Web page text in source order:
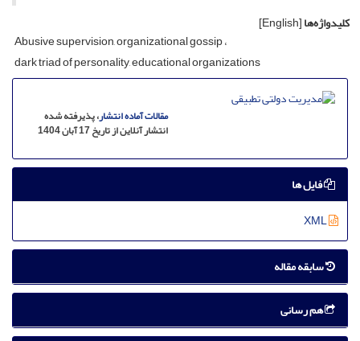
کلیدواژه‌ها[English]
Abusive supervision, organizational gossip
dark triad of personality, educational organizations
مقالات آماده انتشار، پذیرفته شده
انتشار آنلاین از تاریخ 17 آبان 1404
فایل ها
سابقه مقاله
هم رسانی